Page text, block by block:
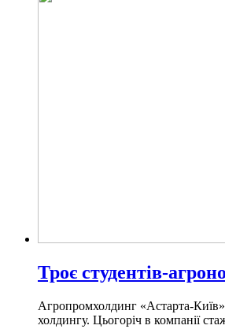
Троє студентів-
Агропромхолдинг «Астарта-
холдингу. Цьогоріч в компанії